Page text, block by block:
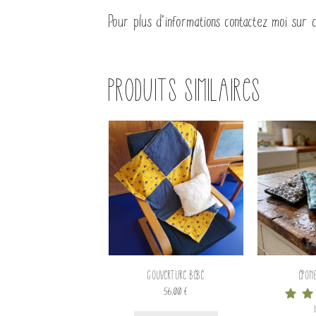
Pour plus d’informations contactez moi sur
Produits similaires
Couverture bébé
56.00€
Ce
produit
a
plusieurs
variations.
Les
options
peuvent
être
choisies